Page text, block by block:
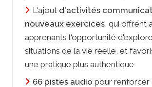
L'ajout d'activités
nouveaux exercices , qui offrent
apprenants l'opportunité
situations de la vie réelle, et
une pratique plus authentique
66 pistes audio pour renforcer